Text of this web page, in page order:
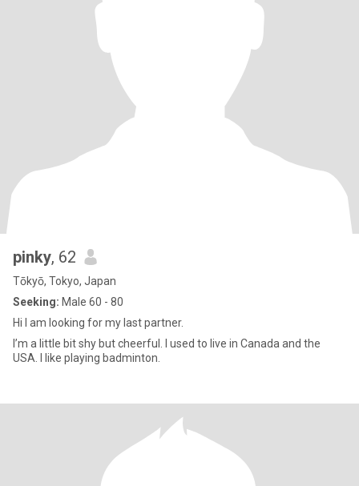
pinky, 62
Tōkyō, Tokyo, Japan
Seeking: Male 60 - 80
Hi I am looking for my last partner.
I’m a little bit shy but cheerful. I used to live in Canada and the
USA. I like playing badminton.